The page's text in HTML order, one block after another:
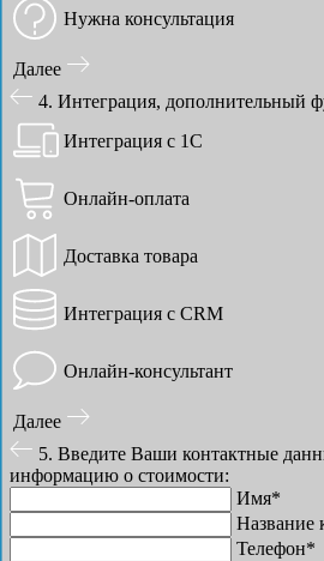
Нужна консультация
Далее
4. Интеграция, дополнительный
Интеграция с 1С
Онлайн-оплата
Доставка товара
Интеграция с CRM
Онлайн-консультант
Далее
5. Введите Ваши контактные
информацию о стоимости:
Имя*
Название
Телефон*